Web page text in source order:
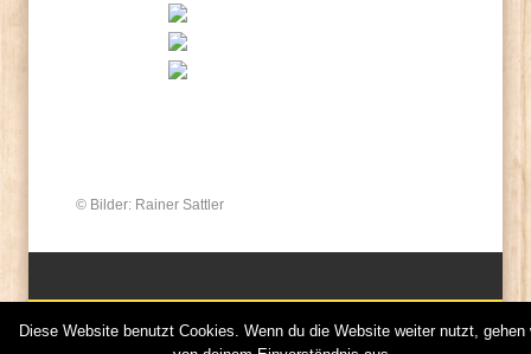
© Bilder: Rainer Sattler
© 2013 Narrenzunft Eutingen e.V.
Diese Website benutzt Cookies. Wenn du die Website weiter nutzt, gehen